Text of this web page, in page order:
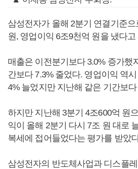
삼성전자가 올해 2분기 연결기준으
원, 영업이익 6조9천억 원을 냈다
매출은 이전분기보다 3.0% 증가했
간보다 7.3% 줄었다. 영업이익 역
4% 늘었지만 지난해 같은 기간보
하지만 지난해 3분기 4조600억 원
익이 올해 2분기 다시 7조 원 대로
복세에 접어들었다는 평가를 받았
삼성전자의 반도체사업과 디스플